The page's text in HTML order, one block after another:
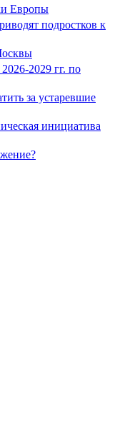
Европы
подростков к
2029 гг. по
за устаревшие
инициатива